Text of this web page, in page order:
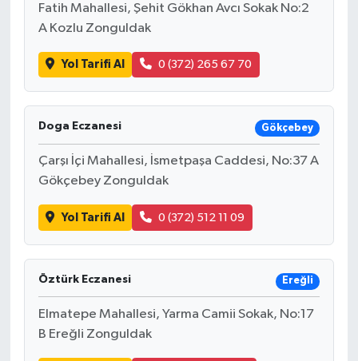
Fatih Mahallesi, Şehit Gökhan Avcı Sokak No:2
A Kozlu Zonguldak
Yol Tarifi Al 0 (372) 265 67 70
Doga Eczanesi Gökçebey
Çarşı İçi Mahallesi, İsmetpaşa Caddesi, No:37 A
Gökçebey Zonguldak
Yol Tarifi Al 0 (372) 512 11 09
Öztürk Eczanesi Ereğli
Elmatepe Mahallesi, Yarma Camii Sokak, No:17
B Ereğli Zonguldak